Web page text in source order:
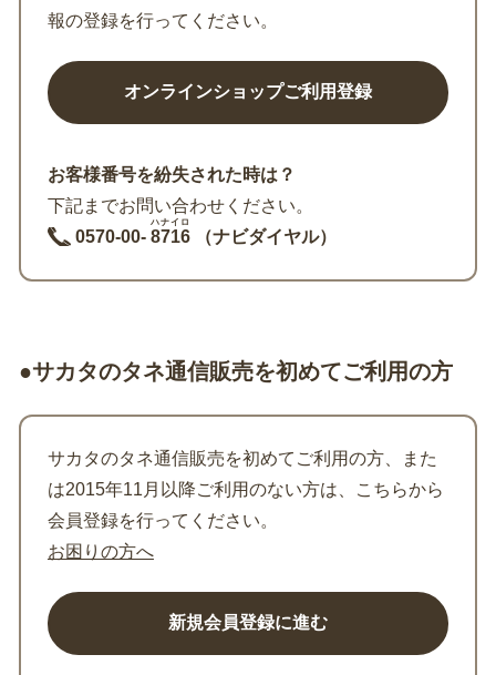
報の登録を行ってください。
お客様番号を紛失された時は？
下記までお問い合わせください。
0570-00- 8716
ハナイロ
（ナビダイヤル）
●サカタのタネ通信販売を初めてご利用の方
サカタのタネ通信販売を初めてご利用の方、また
は2015年11月以降ご利用のない方は、こちらから
会員登録を行ってください。
お困りの方へ